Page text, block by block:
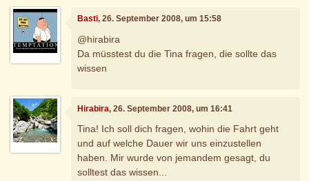
Basti, 26. September 2008, um 15:58
@hirabira
Da müsstest du die Tina fragen, die sollte das
wissen
Hirabira, 26. September 2008, um 16:41
Tina! Ich soll dich fragen, wohin die Fahrt geht
und auf welche Dauer wir uns einzustellen
haben. Mir wurde von jemandem gesagt, du
solltest das wissen...